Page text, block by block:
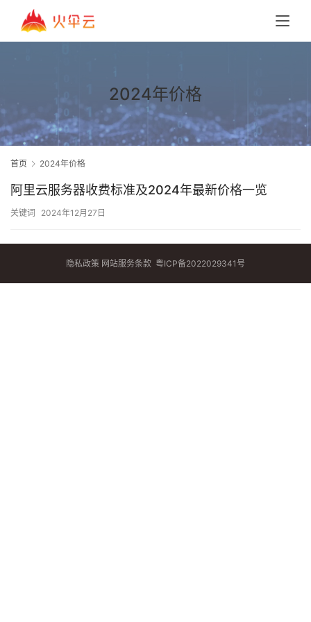
2024年价格
首页 2024年价格
阿里云服务器收费标准及2024年最新价格一览
关键词 2024年12月27日
隐私政策 网站服务条款 粤ICP备2022029341号